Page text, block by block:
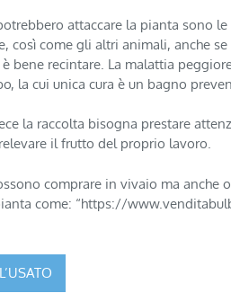
attaccare la pianta sono
così come gli altri animali, anche
bene recintare. La malattia
la cui unica cura è un bagno
la raccolta bisogna prestare
il frutto del proprio lavoro.
comprare in vivaio ma anche
come: “https://